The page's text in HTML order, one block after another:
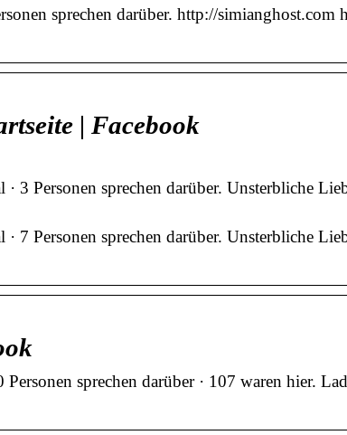
sprechen darüber. http://simianghost.com
| Facebook
3 Personen sprechen darüber. Unsterbliche
7 Personen sprechen darüber. Unsterbliche
sprechen darüber · 107 waren hier.